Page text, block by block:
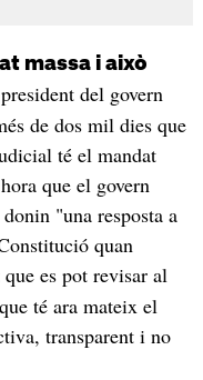
massa i això
del govern
de dos mil dies que
té el mandat
que el govern
"una resposta a
quan
es pot revisar al
té ara mateix el
transparent i no